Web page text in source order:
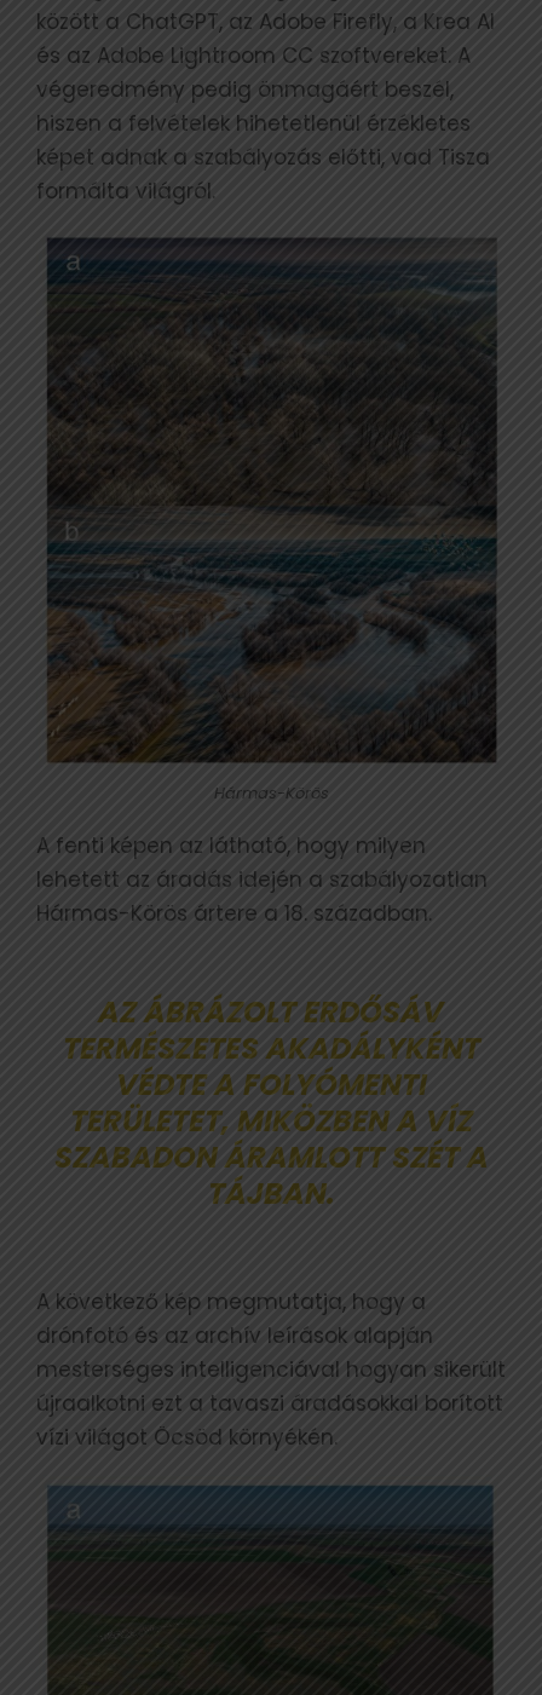
között a ChatGPT, az Adobe Firefly, a Krea AI
és az Adobe Lightroom CC szoftvereket. A
végeredmény pedig önmagáért beszél,
hiszen a felvételek hihetetlenül érzékletes
képet adnak a szabályozás előtti, vad Tisza
formálta világról.
Hármas-Körös
A fenti képen az látható, hogy milyen
lehetett az áradás idején a szabályozatlan
Hármas-Körös ártere a 18. században.
AZ ÁBRÁZOLT ERDŐSÁV
TERMÉSZETES AKADÁLYKÉNT
VÉDTE A FOLYÓMENTI
TERÜLETET, MIKÖZBEN A VÍZ
SZABADON ÁRAMLOTT SZÉT A
TÁJBAN.
A következő kép megmutatja, hogy a
drónfotó és az archív leírások alapján
mesterséges intelligenciával hogyan sikerült
újraalkotni ezt a tavaszi áradásokkal borított
vízi világot Öcsöd környékén.